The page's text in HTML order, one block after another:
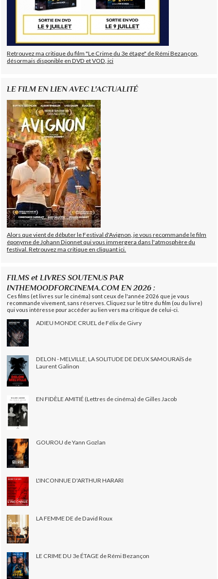
Retrouvez ma critique du film "Le Crime du 3e étage" de Rémi Bezançon,
désormais disponible en DVD et VOD, ici
LE FILM EN LIEN AVEC L'ACTUALITÉ
Alors que vient de débuter le Festival d'Avignon, je vous recommande le film
éponyme de Johann Dionnet qui vous immergera dans l'atmosphère du
festival. Retrouvez ma critique en cliquant ici.
FILMS et LIVRES SOUTENUS PAR
INTHEMOODFORCINEMA.COM EN 2026 :
Ces films (et livres sur le cinéma) sont ceux de l'année 2026 que je vous
recommande vivement, sans réserves. Cliquez sur le titre du film (ou du livre)
qui vous intéresse pour accéder au lien vers ma critique de celui-ci.
ADIEU MONDE CRUEL de Félix de Givry
DELON - MELVILLE, LA SOLITUDE DE DEUX SAMOURAÏS de
Laurent Galinon
EN FIDÈLE AMITIÉ (Lettres de cinéma) de Gilles Jacob
GOUROU de Yann Gozlan
L'INCONNUE D'ARTHUR HARARI
LA FEMME DE de David Roux
LE CRIME DU 3e ÉTAGE de Rémi Bezançon